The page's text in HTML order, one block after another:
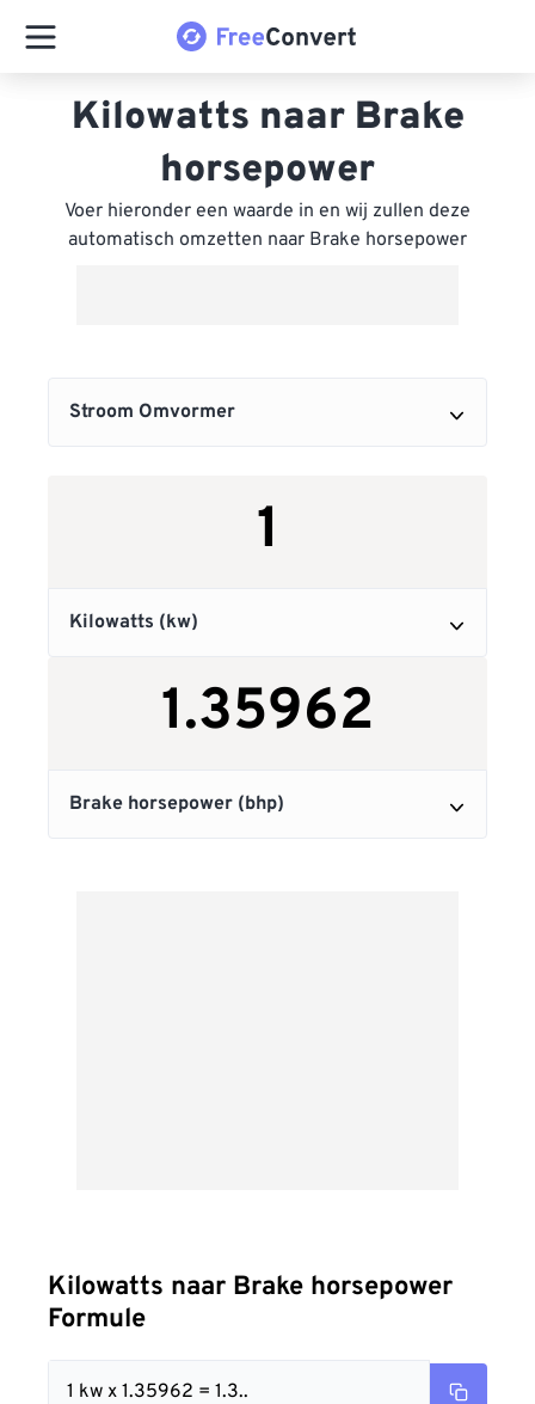
Kilowatts naar Brake
horsepower
Voer hieronder een waarde in en wij zullen deze
automatisch omzetten naar Brake horsepower
Kilowatts naar Brake horsepower
Formule
1 kw x 1.35962 = 1.3..